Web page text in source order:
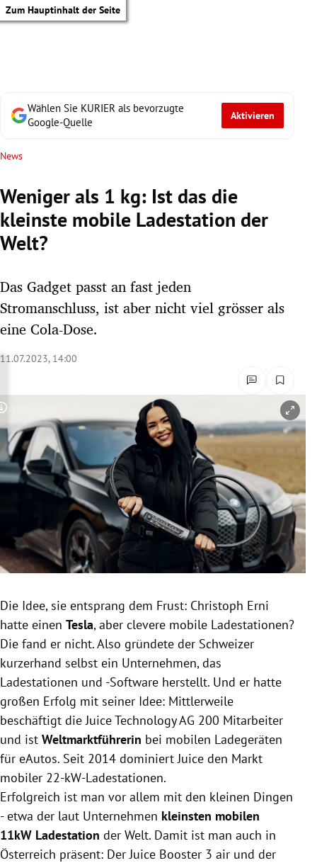
Zum Hauptinhalt der Seite
Untermenü
Untermenü
Untermenü
Untermenü
Untermenü
Untermenü
Untermenü
Untermenü
Untermenü
Untermenü
Wählen Sie KURIER als bevorzugte
Google-Quelle
Aktivieren
News
Weniger als 1 kg: Ist das die
kleinste mobile Ladestation der
Welt?
Das Gadget passt an fast jeden
Stromanschluss, ist aber nicht viel grösser als
eine Cola-Dose.
11.07.2023, 14:00
Copyright-Hinweis öffnen/schließen
Die Idee, sie entsprang dem Frust: Christoph Erni
hatte einen Tesla, aber clevere mobile Ladestationen?
Die fand er nicht. Also gründete der Schweizer
kurzerhand selbst ein Unternehmen, das
Ladestationen und -Software herstellt. Und er hatte
großen Erfolg mit seiner Idee: Mittlerweile
beschäftigt die Juice Technology AG 200 Mitarbeiter
und ist Weltmarktführerin bei mobilen Ladegeräten
für eAutos. Seit 2014 dominiert Juice den Markt
mobiler 22-kW-Ladestationen.
Erfolgreich ist man vor allem mit den kleinen Dingen
- etwa der laut Unternehmen kleinsten mobilen
11kW Ladestation der Welt. Damit ist man auch in
Österreich präsent: Der Juice Booster 3 air und der